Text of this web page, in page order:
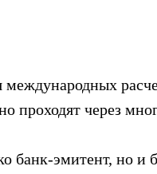
международных
проходят через
банк-эмитент, но и